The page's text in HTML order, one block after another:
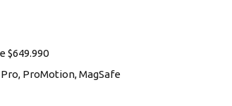
$649.990
ProMotion, MagSafe